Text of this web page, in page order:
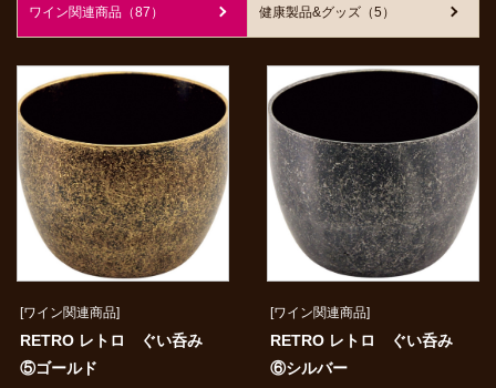
ワイン関連商品（87） 健康製品&グッズ（5）
[ワイン関連商品]
RETRO レトロ ぐい呑み
⑤ゴールド
[ワイン関連商品]
RETRO レトロ ぐい呑み
⑥シルバー